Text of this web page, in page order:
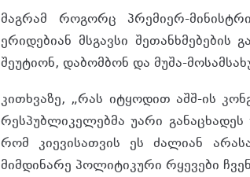
მაგრამ როგორც პრემიერ-
ერიდებიან მსგავსი
შეუტიონ, დაბომბონ და მუშა-
კითხვაზე, „რას იტყოდით აშშ-ის
რესპუბლიკელებმა უარი
რომ კიევისათვის ეს ძალიან
მიმდინარე პოლიტიკური რყევები